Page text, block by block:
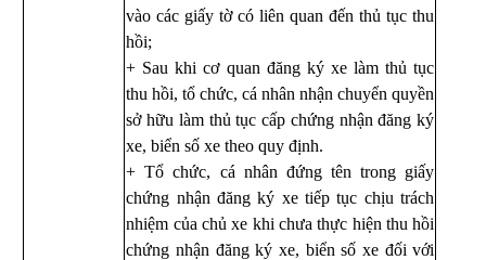
vào các giấy tờ có liên quan đến thủ tục thu
hồi;
+ Sau khi cơ quan đăng ký xe làm thủ tục
thu hồi, tổ chức, cá nhân nhận chuyển quyền
sở hữu làm thủ tục cấp chứng nhận đăng ký
xe, biển số xe theo quy định.
+ Tổ chức, cá nhân đứng tên trong giấy
chứng nhận đăng ký xe tiếp tục chịu trách
nhiệm của chủ xe khi chưa thực hiện thu hồi
chứng nhận đăng ký xe, biển số xe đối với